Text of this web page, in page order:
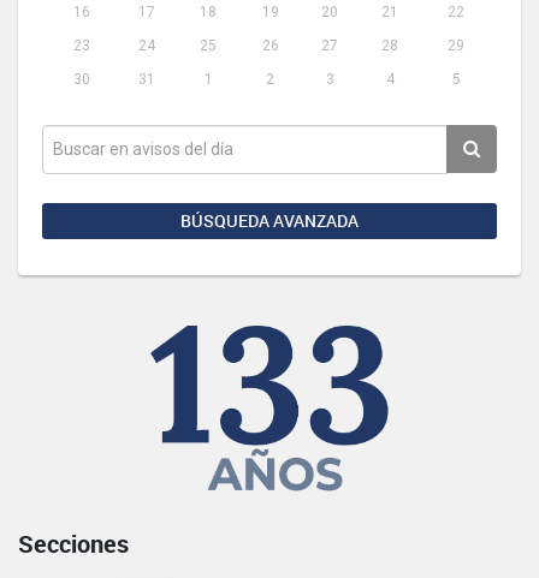
16
17 18 19 20 21
22
23
24 25 26 27 28
29
30
31 1 2 3 4 5
BÚSQUEDA AVANZADA
Secciones